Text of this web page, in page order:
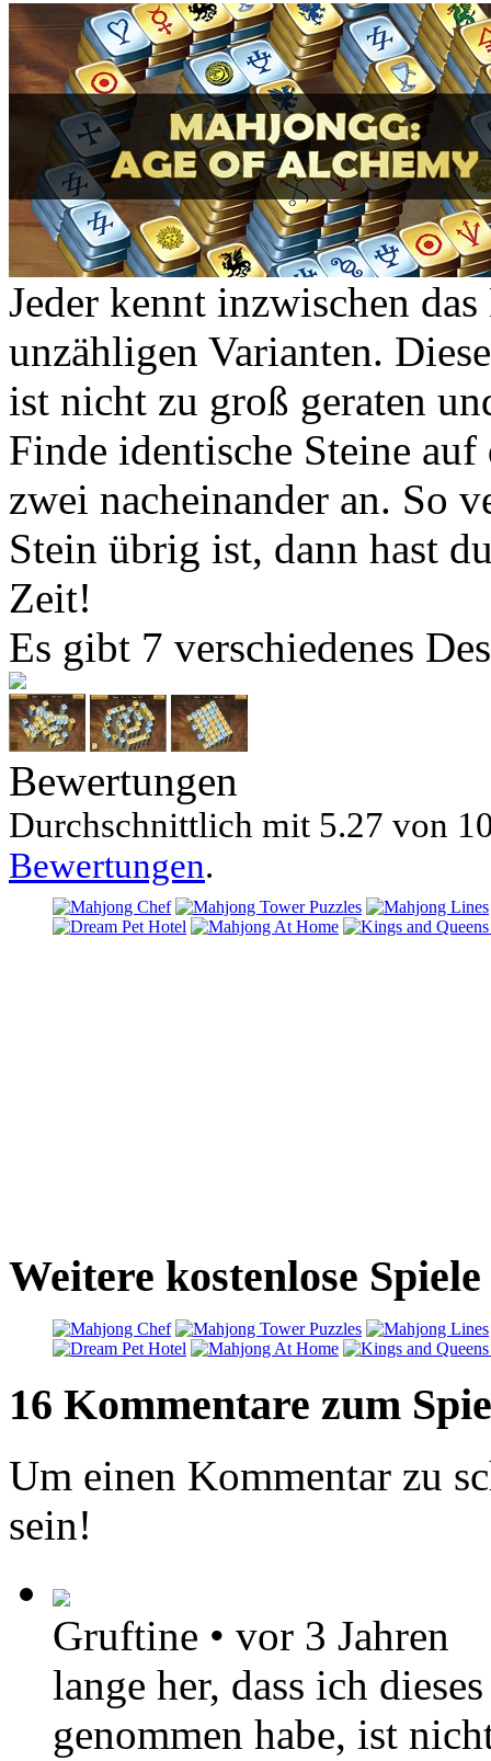
Jeder kennt inzwischen
unzähligen Varianten.
ist nicht zu groß geraten
Finde identische Steine
zwei nacheinander an. So
Stein übrig ist, dann hast
Zeit!
Es gibt 7 verschiedenes
Bewertungen
Durchschnittlich mit 5.27 von
Bewertungen.
Weitere kostenlose
16 Kommentare zum
Um einen Kommentar zu
sein!
Gruftine • vor 3 Jahren
lange her, dass ich
genommen habe, ist